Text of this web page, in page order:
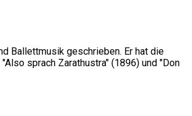
Ballettmusik geschrieben. Er hat die
sprach Zarathustra" (1896) und "Don